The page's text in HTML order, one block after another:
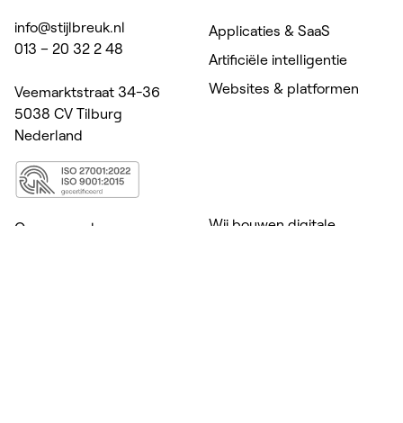
info@stijlbreuk.nl
013 – 20 32 2 48
Veemarktstraat 34-36
5038 CV Tilburg
Nederland
Applicaties & SaaS
Artificiële intelligentie
Websites & platformen
Onze aanpak
Wij bouwen digitale